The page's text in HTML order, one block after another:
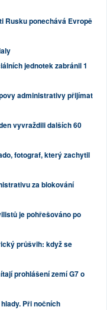
Rusku ponechává Evropě
jednotek zabránil 1
administrativy přijímat
vyvraždili dalších 60
fotograf, který zachytil
za blokování
je pohřešováno po
průšvih: když se
prohlášení zemí G7 o
Při nočních